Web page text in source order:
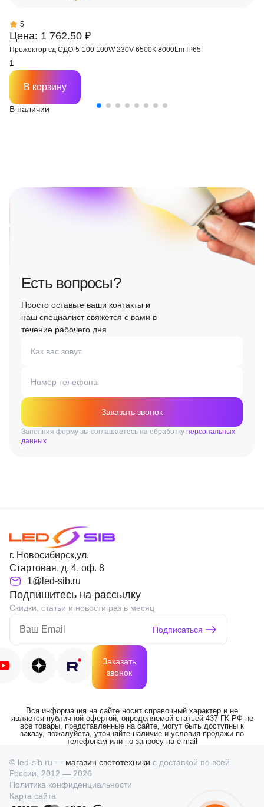
Цена: 1 762.50 ₽
5
Прожектор сд СДО-5-100 100W 230V 6500К 8000Lm IP65
В наличии
В корзину
Есть вопросы?
Просто оставьте ваши контакты и
наш специалист свяжется с вами в
течение рабочего дня
Как вас зовут
Номер телефона
Заказать звонок
Заполняя форму вы соглашаетесь на обработку персональных
данных
г. Новосибирск,ул.
Стартовая, д. 4, оф. 8
1@led-sib.ru
Подпишитесь на рассылку
Скидки, статьи и новости раз в месяц
Подписаться
Заказать
звонок
Вся информация на сайте носит справочный характер и не
является публичной офертой, определяемой статьей 437 ГК РФ не
все товары, представленные на сайте, могут быть доступны к
заказу, пожалуйста, уточняйте наличие и условия продажи по
телефонам или по запросу на e-mail
© led-sib.ru — магазин светотехники с доставкой по всей
России, 2012 — 2026
Политика конфиденциальности
Карта сайта